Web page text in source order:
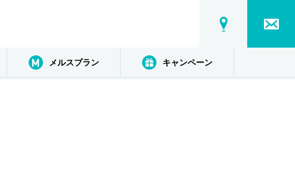
メルスプラン キャンペーン